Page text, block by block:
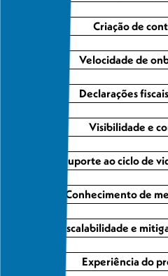
Criação de
Velocidade de
Declarações
Visibilidade e
Suporte ao ciclo de
Conhecimento de
Escalabilidade e
Experiência do